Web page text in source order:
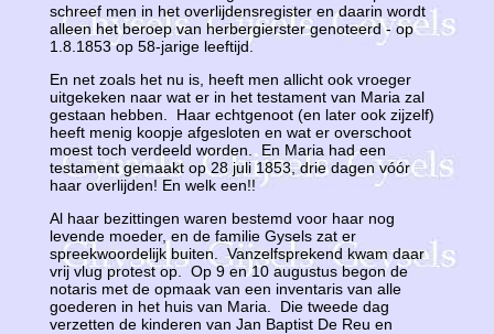
schreef men in het overlijdensregister en daarin wordt
alleen het beroep van herbergierster genoteerd - op
1.8.1853 op 58-jarige leeftijd.
En net zoals het nu is, heeft men allicht ook vroeger
uitgekeken naar wat er in het testament van Maria zal
gestaan hebben. Haar echtgenoot (en later ook zijzelf)
heeft menig koopje afgesloten en wat er overschoot
moest toch verdeeld worden. En Maria had een
testament gemaakt op 28 juli 1853, drie dagen vóór
haar overlijden! En welk een!!
Al haar bezittingen waren bestemd voor haar nog
levende moeder, en de familie Gysels zat er
spreekwoordelijk buiten. Vanzelfsprekend kwam daar
vrij vlug protest op. Op 9 en 10 augustus begon de
notaris met de opmaak van een inventaris van alle
goederen in het huis van Maria. Die tweede dag
verzetten de kinderen van Jan Baptist De Reu en